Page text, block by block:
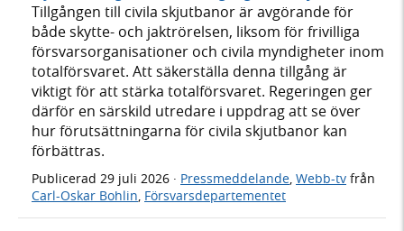
Tillgången till civila skjutbanor är avgörande för
både skytte- och jaktrörelsen, liksom för frivilliga
försvarsorganisationer och civila myndigheter inom
totalförsvaret. Att säkerställa denna tillgång är
viktigt för att stärka totalförsvaret. Regeringen ger
därför en särskild utredare i uppdrag att se över
hur förutsättningarna för civila skjutbanor kan
förbättras.
Publicerad 29 juli 2026 · Pressmeddelande, Webb-tv från
Carl-Oskar Bohlin, Försvarsdepartementet